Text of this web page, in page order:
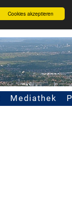
Cookies akzeptieren
Mediathek